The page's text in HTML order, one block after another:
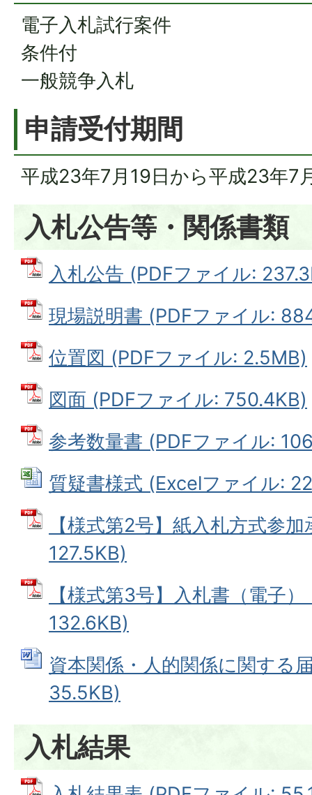
電子入札試行案件
条件付
一般競争入札
申請受付期間
平成23年7月19日から平成23年7
入札公告等・関係書類
入札公告 (PDFファイル:
現場説明書 (PDFファイル:
位置図 (PDFファイル: 2.5MB)
図面 (PDFファイル: 750.4KB)
参考数量書 (PDFファイル:
質疑書様式 (Excelファイル:
【様式第2号】紙入札方式参
127.5KB)
【様式第3号】入札書（電子
132.6KB)
資本関係・人的関係に関する
35.5KB)
入札結果